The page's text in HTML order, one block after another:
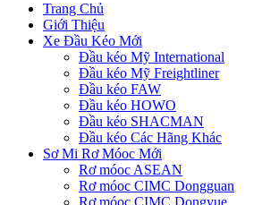
Trang Chủ
Giới Thiệu
Xe Đầu Kéo Mới
Đầu kéo Mỹ International
Đầu kéo Mỹ Freightliner
Đầu kéo FAW
Đầu kéo HOWO
Đầu kéo SHACMAN
Đầu kéo Các Hãng Khác
Sơ Mi Rơ Móoc Mới
Rơ móoc ASEAN
Rơ móoc CIMC Dongguan
Rơ móoc CIMC Dongyue